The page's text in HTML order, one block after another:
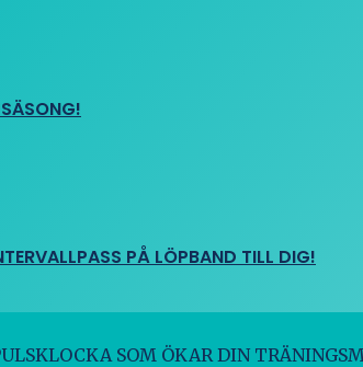
PÅ LÖPBAND TILL DIG!
SOM ÖKAR DIN